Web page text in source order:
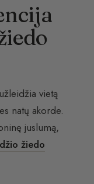
vietą
natų akorde.
juslumą,
žiedo